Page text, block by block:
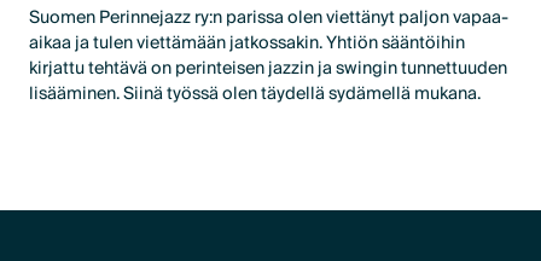
Suomen Perinnejazz ry:n parissa olen viettänyt paljon vapaa-
aikaa ja tulen viettämään jatkossakin. Yhtiön sääntöihin
kirjattu tehtävä on perinteisen jazzin ja swingin tunnettuuden
lisääminen. Siinä työssä olen täydellä sydämellä mukana.